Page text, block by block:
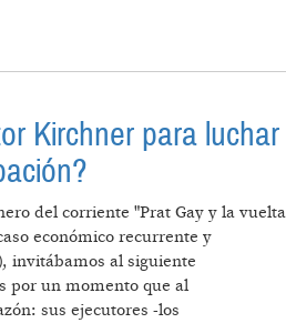
Kirchner para luchar
del corriente "Prat Gay y la vuelta
económico recurrente y
invitábamos al siguiente
por un momento que al
sus ejecutores -los